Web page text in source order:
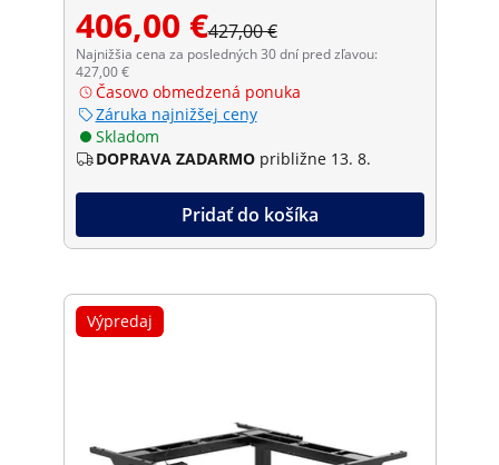
406,00 €427,00 €
Najnižšia cena za posledných 30 dní pred zľavou:
427,00 €
Časovo obmedzená ponuka
Záruka najnižšej ceny
Skladom
DOPRAVA ZADARMO približne 13. 8.
Pridať do košíka
Výpredaj